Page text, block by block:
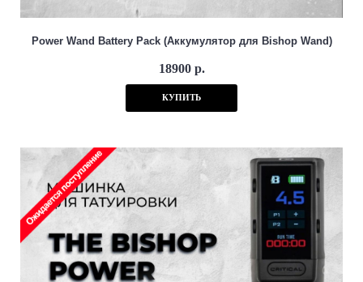
Power Wand Battery Pack (Аккумулятор для Bishop Wand)
18900 р.
КУПИТЬ